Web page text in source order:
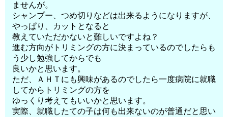
ませんが。
シャンプー、つめ切りなどは出来るようになりますが、
やっぱり、カットとなると
教えていただかないと難しいですよね？
進む方向がトリミングの方に決まっているのでしたらも
う少し勉強してからでも
良いかと思います。
ただ、ＡＨＴにも興味があるのでしたら一度病院に就職
してからトリミングの方を
ゆっくり考えてもいいかと思います。
実際、就職したての子は何も出来ないのが普通だと思い